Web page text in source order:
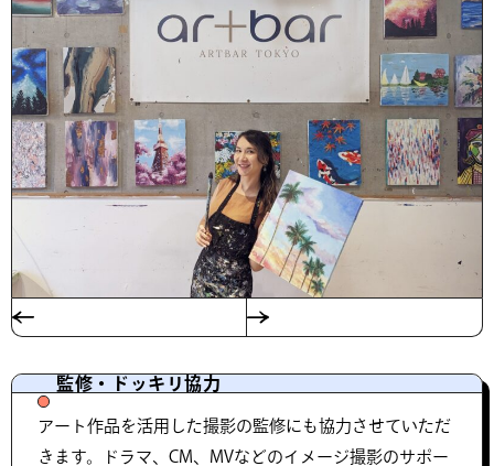
監修・ドッキリ協力
アート作品を活用した撮影の監修にも協力させていただ
きます。ドラマ、CM、MVなどのイメージ撮影のサポー